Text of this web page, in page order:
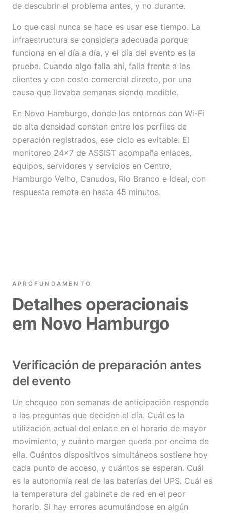
de descubrir el problema antes, y no durante.
Lo que casi nunca se hace es usar ese tiempo. La
infraestructura se considera adecuada porque
funciona en el día a día, y el día del evento es la
prueba. Cuando algo falla ahí, falla frente a los
clientes y con costo comercial directo, por una
causa que llevaba semanas siendo medible.
En Novo Hamburgo, donde los entornos con Wi-Fi
de alta densidad constan entre los perfiles de
operación registrados, ese ciclo es evitable. El
monitoreo 24x7 de ASSIST acompaña enlaces,
equipos, servidores y servicios en Centro,
Hamburgo Velho, Canudos, Rio Branco e Ideal, con
respuesta remota en hasta 45 minutos.
APROFUNDAMENTO
Detalhes operacionais
em Novo Hamburgo
Verificación de preparación antes
del evento
Un chequeo con semanas de anticipación responde
a las preguntas que deciden el día. Cuál es la
utilización actual del enlace en el horario de mayor
movimiento, y cuánto margen queda por encima de
ella. Cuántos dispositivos simultáneos sostiene hoy
cada punto de acceso, y cuántos se esperan. Cuál
es la autonomía real de las baterías del UPS. Cuál es
la temperatura del gabinete de red en el peor
horario. Si hay errores acumulándose en algún